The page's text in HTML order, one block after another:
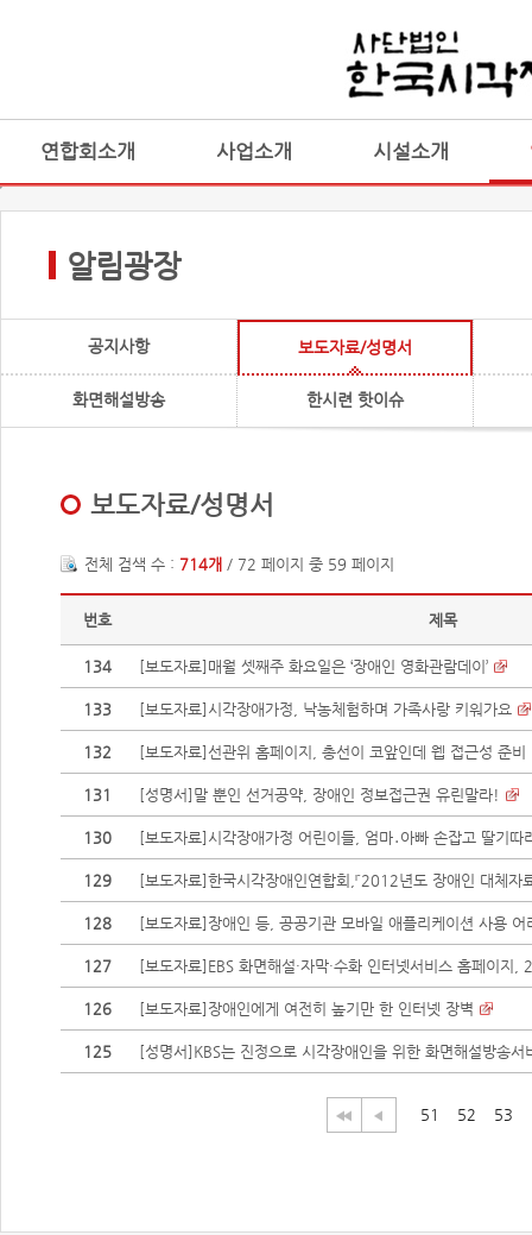
연합회소개 사업소개 시설소개
알림광장
공지사항 보도자료/성명서
화면해설방송 한시련 핫이슈
보도자료/성명서
전체 검색 수 : 714개 / 72 페이지 중 59 페이지
번호 제목
134 [보도자료]매월 셋째주 화요일은 ‘장애인 영화관람데이’
133 [보도자료]시각장애가정, 낙농체험하며 가족사랑 키워가요
132 [보도자료]선관위 홈페이지, 총선이 코앞인데 웹 접근성 준
131 [성명서]말 뿐인 선거공약, 장애인 정보접근권 유린말라!
130 [보도자료]시각장애가정 어린이들, 엄마․아빠 손잡고 딸기따
129 [보도자료]한국시각장애인연합회,『2012년도 장애인 대체자
128 [보도자료]장애인 등, 공공기관 모바일 애플리케이션 사용 어
127 [보도자료]EBS 화면해설·자막·수화 인터넷서비스 홈페이지,
126 [보도자료]장애인에게 여전히 높기만 한 인터넷 장벽
125 [성명서]KBS는 진정으로 시각장애인을 위한 화면해설방송서
51 52 53